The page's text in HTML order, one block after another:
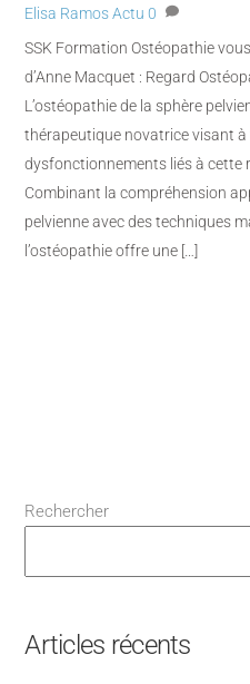
Elisa Ramos Actu 0
SSK Formation Ostéopathie
d’Anne Macquet : Regard
L’ostéopathie de la sphère
thérapeutique novatrice visant
dysfonctionnements liés à cette
Combinant la compréhension
pelvienne avec des techniques
l’ostéopathie offre une […]
Rechercher
Articles récents